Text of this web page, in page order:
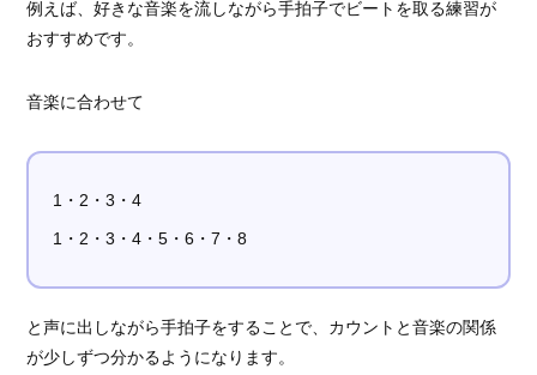
例えば、好きな音楽を流しながら手拍子でビートを取る練習が
おすすめです。
音楽に合わせて
1・2・3・4
1・2・3・4・5・6・7・8
と声に出しながら手拍子をすることで、カウントと音楽の関係
が少しずつ分かるようになります。